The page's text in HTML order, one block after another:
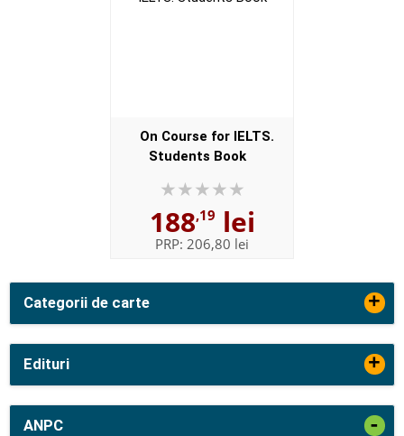
Categorii de carte +
Edituri +
ANPC -
On Course for IELTS.
Students Book
188,19 lei
PRP: 206,80 lei